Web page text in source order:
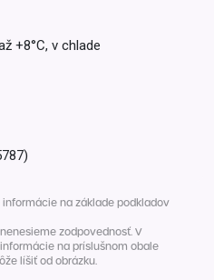
+8°C, v chlade
na základe podkladov
zodpovednosť. V
na príslušnom obale
líšiť od obrázku.